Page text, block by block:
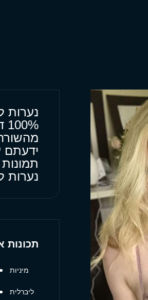
נערות
100% דגמים חדשים מעסים דוגמניות אירופאיות
ידעתם
נערות
תכונות
מיניות
ליברלית